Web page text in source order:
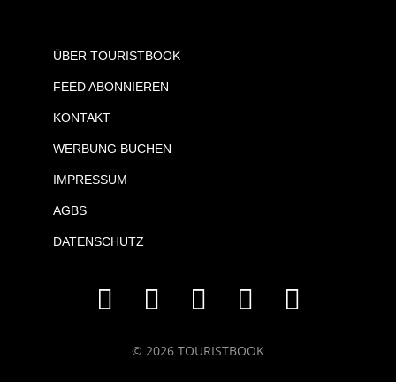
ÜBER TOURISTBOOK
FEED ABONNIEREN
KONTAKT
WERBUNG BUCHEN
IMPRESSUM
AGBS
DATENSCHUTZ
© 2026 TOURISTBOOK